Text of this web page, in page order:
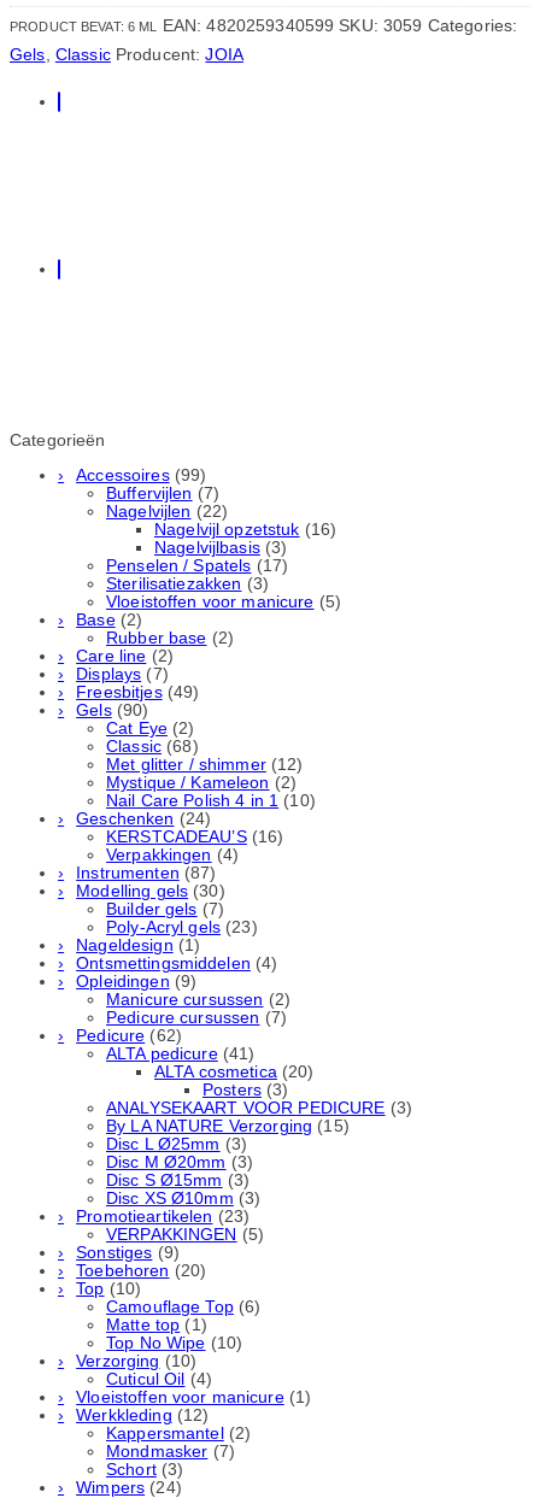
PRODUCT BEVAT: 6 ML EAN:4820259340599 SKU:3059 Categories:
Gels Classic Producent:JOIA
Categorieën
Accessoires (99)
Buffervijlen (7)
Nagelvijlen (22)
Nagelvijl opzetstuk (16)
Nagelvijlbasis (3)
Penselen / Spatels (17)
Sterilisatiezakken (3)
Vloeistoffen voor manicure (5)
Base (2)
Rubber basе (2)
Care line (2)
Displays (7)
Freesbitjes (49)
Gels (90)
Cat Eye (2)
Classic (68)
Met glitter / shimmer (12)
Mystique / Kameleon (2)
Nail Care Polish 4 in 1 (10)
Geschenken (24)
KERSTCADEAU’S (16)
Verpakkingen (4)
Instrumenten (87)
Modelling gels (30)
Builder gels (7)
Poly-Acryl gels (23)
Nageldesign (1)
Ontsmettingsmiddelen (4)
Opleidingen (9)
Manicure cursussen (2)
Pedicure cursussen (7)
Pedicure (62)
ALTA pedicure (41)
ALTA cosmetica (20)
Posters (3)
ANALYSEKAART VOOR PEDICURE (3)
By LA NATURE Verzorging (15)
Disc L Ø25mm (3)
Disc M Ø20mm (3)
Disc S Ø15mm (3)
Disc XS Ø10mm (3)
Promotieartikelen (23)
VERPAKKINGEN (5)
Sonstiges (9)
Toebehoren (20)
Top (10)
Camouflage Top (6)
Matte top (1)
Top No Wipe (10)
Verzorging (10)
Cuticul Oil (4)
Vloeistoffen voor manicure (1)
Werkkleding (12)
Kappersmantel (2)
Mondmasker (7)
Schort (3)
Wimpers (24)